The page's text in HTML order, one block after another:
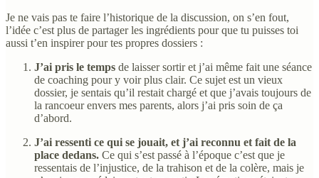
Je ne vais pas te faire l’historique de la discussion, on s’en fout,
l’idée c’est plus de partager les ingrédients pour que tu puisses toi
aussi t’en inspirer pour tes propres dossiers :
J’ai pris le temps de laisser sortir et j’ai même fait une séance
de coaching pour y voir plus clair. Ce sujet est un vieux
dossier, je sentais qu’il restait chargé et que j’avais toujours de
la rancoeur envers mes parents, alors j’ai pris soin de ça
d’abord.
J’ai ressenti ce qui se jouait, et j’ai reconnu et fait de la
place dedans. Ce qui s’est passé à l’époque c’est que je
ressentais de l’injustice, de la trahison et de la colère, mais je